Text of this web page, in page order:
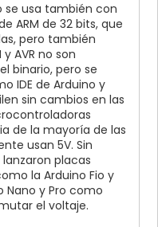
se usa también con
ARM de 32 bits, que
pero también
AVR no son
binario, pero se
IDE de Arduino y
sin cambios en las
de la mayoría de las
usan 5V. Sin
placas
la Arduino Fio y
Nano y Pro como
el voltaje.